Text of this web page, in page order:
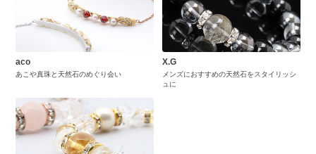
aco
あこや真珠と天然石のめぐり会い
X.G
メンズにおすすめの天然石をスタイリッシ
ュに